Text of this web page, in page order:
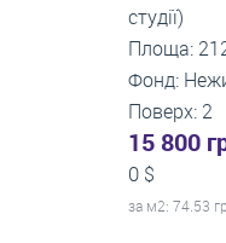
студії)
Площа:
Фонд:
Поверх: 2
15 800
0 $
за м2: 74.53